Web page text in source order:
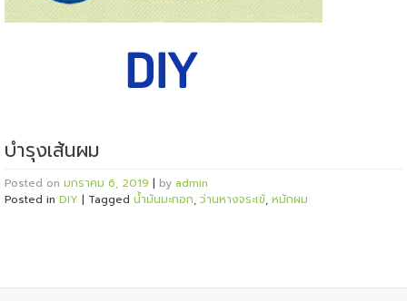
บำรุงเส้นผม
Posted on มกราคม 6, 2019 | by admin
Posted in DIY | Tagged น้ำมันมะกอก, ว่านหางจระเข้, หมักผม